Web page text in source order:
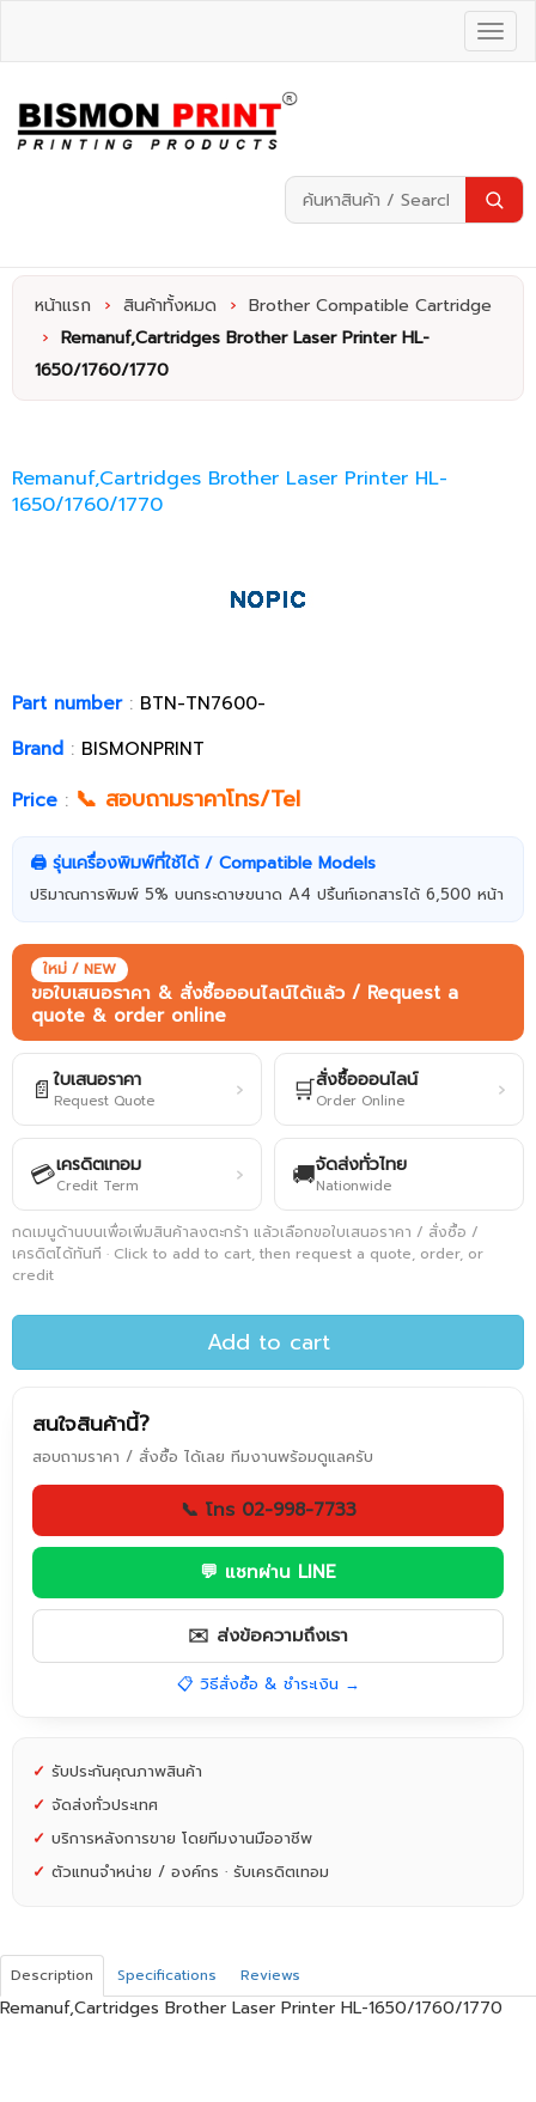
หน้าแรก › สินค้าทั้งหมด › Brother Compatible Cartridge
› Remanuf,Cartridges Brother Laser Printer HL-
1650/1760/1770
Remanuf,Cartridges Brother Laser Printer HL-
1650/1760/1770
Part number: BTN-TN7600-
Brand : BISMONPRINT
Price : 📞 สอบถามราคาโทร/Tel
🖨️ รุ่นเครื่องพิมพ์ที่ใช้ได้ / Compatible Models
ปริมาณการพิมพ์ 5% บนกระดาษขนาด A4 ปริ้นท์เอกสารได้ 6,500 หน้า
ใหม่ / NEW
ขอใบเสนอราคา & สั่งซื้อออนไลน์ได้แล้ว / Request a
quote & order online
📄 ใบเสนอราคา
Request Quote › 🛒สั่งซื้อออนไลน์
Order Online ›
💳เครดิตเทอม
Credit Term › 🚚จัดส่งทั่วไทย
Nationwide
กดเมนูด้านบนเพื่อเพิ่มสินค้าลงตะกร้า แล้วเลือกขอใบเสนอราคา / สั่งซื้อ /
เครดิตได้ทันที · Click to add to cart, then request a quote, order, or
credit
Add to cart
สนใจสินค้านี้?
สอบถามราคา / สั่งซื้อ ได้เลย ทีมงานพร้อมดูแลครับ
📞 โทร 02-998-7733
💬 แชทผ่าน LINE
✉️ ส่งข้อความถึงเรา
📋 วิธีสั่งซื้อ & ชำระเงิน →
✓ รับประกันคุณภาพสินค้า
✓ จัดส่งทั่วประเทศ
✓ บริการหลังการขาย โดยทีมงานมืออาชีพ
✓ ตัวแทนจำหน่าย / องค์กร · รับเครดิตเทอม
Description Specifications Reviews
Remanuf,Cartridges Brother Laser Printer HL-1650/1760/1770